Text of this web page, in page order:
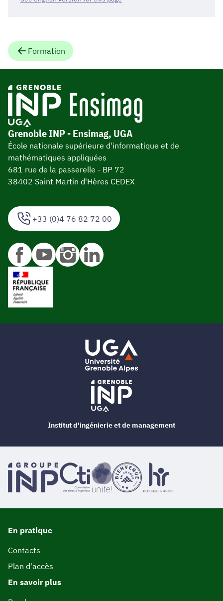
Formation
+33 (0)4 76 82 72 00
Grenoble INP - Ensimag, UGA
École nationale supérieure d'informatique et de
mathématiques appliquées
681 rue de la passerelle - BP 72
38402 Saint Martin d'Hères CEDEX
En pratique
Contacts
Plan d'accès
En savoir plus
Institut d'ingénierie et de management